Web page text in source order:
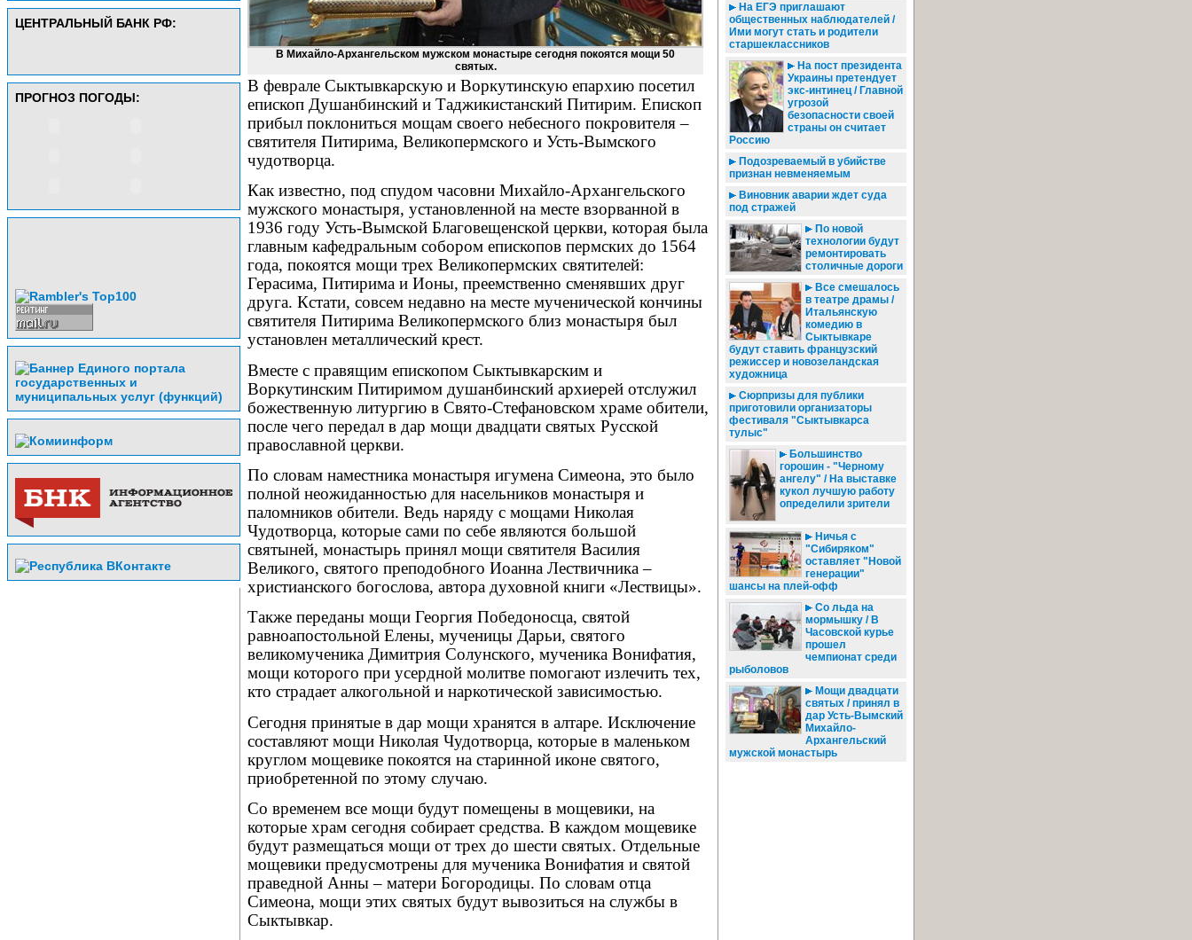
ЦЕНТРАЛЬНЫЙ БАНК РФ:
ПРОГНОЗ ПОГОДЫ:
В Михайло-Архангельском мужском монастыре сегодня покоятся мощи 50
святых.
В феврале Сыктывкарскую и Воркутинскую епархию посетил
епископ Душанбинский и Таджикистанский Питирим. Епископ
прибыл поклониться мощам своего небесного покровителя –
святителя Питирима, Великопермского и Усть-Вымского
чудотворца.
Как известно, под спудом часовни Михайло-Ар­хан­гель­ского
мужского монастыря, уста­новленной на месте взорванной в
1936 году Усть-Вымской Благо­ве­щенской церкви, которая была
главным кафедральным собором епископов пермских до 1564
года, покоятся мощи трех Великопермских святителей:
Герасима, Питирима и Ионы, преемственно сменявших друг
друга. Кстати, совсем недавно на месте мученической кончины
святителя Питирима Великопермского близ монастыря был
установлен металлический крест.
Вместе с правящим епископом Сыктывкарским и
Воркутинским Питиримом душанбинский архиерей отслужил
божественную литургию в Свято-Стефановском храме обители,
после чего передал в дар мощи двадцати святых Русской
православной церкви.
По словам наместника монастыря игумена Симеона, это было
полной неожиданностью для насельников монастыря и
паломников обители. Ведь наряду с мощами Николая
Чудотворца, которые сами по себе являются большой
святыней, монастырь принял мощи святителя Василия
Великого, святого преподобного Иоанна Лествичника –
христианского богослова, автора духовной книги «Лествицы».
Также переданы мощи Георгия Победоносца, святой
равноапостольной Елены, мученицы Дарьи, святого
великомученика Димитрия Солунского, мученика Вонифатия,
мощи которого при усердной молитве помогают излечить тех,
кто страдает алкогольной и наркотической зависимостью.
Сегодня принятые в дар мощи хранятся в алтаре. Исключение
составляют мощи Николая Чудотворца, которые в маленьком
круглом мощевике покоятся на старинной иконе святого,
приобретенной по этому случаю.
Со временем все мощи будут помещены в мощевики, на
которые храм сегодня собирает средства. В каждом мощевике
будут размещаться мощи от трех до шести святых. Отдельные
мощевики предусмотрены для мученика Вонифатия и святой
праведной Анны – матери Богородицы. По словам отца
Симеона, мощи этих святых будут выво­зиться на службы в
Сыктывкар.
На ЕГЭ приглашают
общественных наблюдателей /
Ими могут стать и родители
старшеклассников
На пост президента
Украины претендует
экс-интинец / Главной
угрозой
безопасности своей
страны он считает
Россию
Подозреваемый в убийстве
признан невменяемым
Виновник аварии ждет суда
под стражей
По новой
технологии будут
ремонтировать
столичные дороги
Все смешалось
в театре драмы /
Итальянскую
комедию в
Сыктывкаре
будут ставить французский
режиссер и новозеландская
художница
Сюрпризы для публики
приготовили организаторы
фестиваля "Сыктывкарса
тулыс"
Большинство
горошин - "Черному
ангелу" / На выставке
кукол лучшую работу
определили зрители
Ничья с
"Сибиряком"
оставляет "Новой
генерации"
шансы на плей-офф
Со льда на
мормышку / В
Часовской курье
прошел
чемпионат среди
рыболовов
Мощи двадцати
святых / принял в
дар Усть-Вымский
Михайло-
Архангельский
мужской монастырь